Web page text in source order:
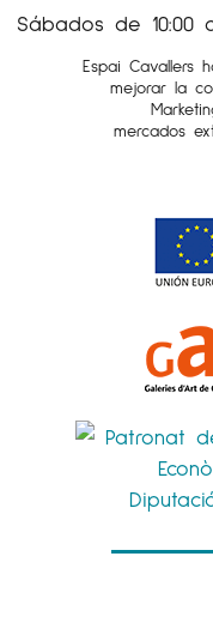
Sábados de 10:00
Espai Cavallers
mejorar la
mercados